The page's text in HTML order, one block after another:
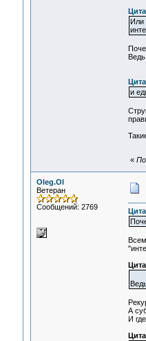
Или
и
«
Oleg.Ol
Ветеран
Сообщений: 2769
А
И